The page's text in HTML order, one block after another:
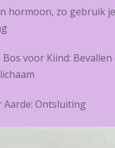
hormoon, zo gebruik
Bos voor Kiind:
Aarde: Ontsluiting